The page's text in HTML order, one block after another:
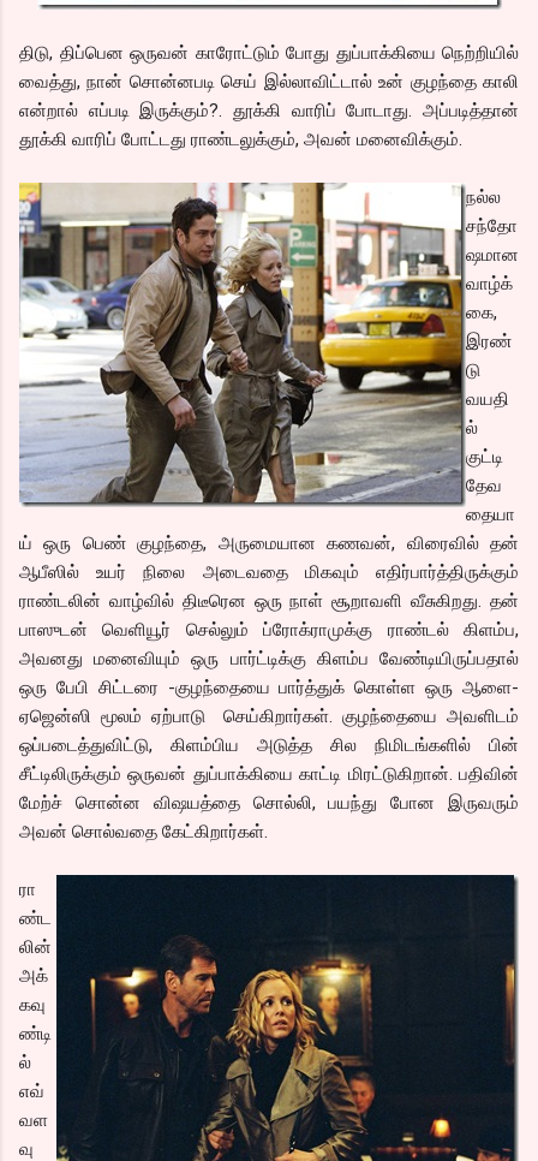
திடு, திப்பென ஒருவன் காரோட்டும் போது துப்பாக்கியை நெற்றியில்
வைத்து, நான் சொன்னபடி செய் இல்லாவிட்டால் உன் குழந்தை காலி
என்றால் எப்படி இருக்கும்?. தூக்கி வாரிப் போடாது. அப்படித்தான்
தூக்கி வாரிப் போட்டது ராண்டலுக்கும், அவன் மனைவிக்கும்.
நல்ல
சந்தோ
ஷமான
வாழ்க்
கை,
இரண்
டு
வயதி
ல்
குட்டி
தேவ
தையா
ய் ஒரு பெண் குழந்தை, அருமையான கணவன், விரைவில் தன்
ஆபீஸில் உயர் நிலை அடைவதை மிகவும் எதிர்பார்த்திருக்கும்
ராண்டலின் வாழ்வில் திடீரென ஒரு நாள் சூறாவளி வீசுகிறது. தன்
பாஸுடன் வெளியூர் செல்லும் ப்ரோக்ராமுக்கு ராண்டல் கிளம்ப,
அவனது மனைவியும் ஒரு பார்ட்டிக்கு கிளம்ப வேண்டியிருப்பதால்
ஒரு பேபி சிட்டரை -குழந்தையை பார்த்துக் கொள்ள ஒரு ஆளை-
ஏஜென்ஸி மூலம் ஏற்பாடு செய்கிறார்கள். குழந்தையை அவளிடம்
ஒப்படைத்துவிட்டு, கிளம்பிய அடுத்த சில நிமிடங்களில் பின்
சீட்டிலிருக்கும் ஒருவன் துப்பாக்கியை காட்டி மிரட்டுகிறான். பதிவின்
மேற்ச் சொன்ன விஷயத்தை சொல்லி, பயந்து போன இருவரும்
அவன் சொல்வதை கேட்கிறார்கள்.
ரா
ண்ட
லின்
அக்
கவு
ண்டி
ல்
எவ்
வள
வு